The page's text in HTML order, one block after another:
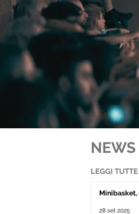
NEWS
LEGGI
Minibasket,
28 set 2025